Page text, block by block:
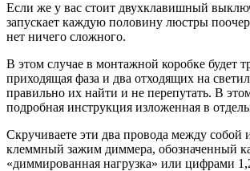
Если же у вас стоит двухклавишный
запускает каждую половину люстры
нет ничего сложного.
В этом случае в монтажной коробке будет
приходящая фаза и два отходящих на
правильно их найти и не перепутать. В
подробная инструкция изложенная в
Скручиваете эти два провода между собой
клеммный зажим диммера, обозначенный
«диммированная нагрузка» или цифрами